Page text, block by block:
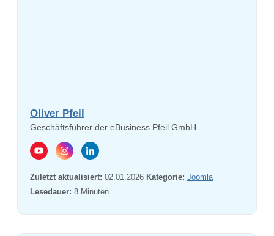
Oliver Pfeil
Geschäftsführer der eBusiness Pfeil GmbH.
Zuletzt aktualisiert: 02.01.2026 Kategorie: Joomla
Lesedauer: 8 Minuten